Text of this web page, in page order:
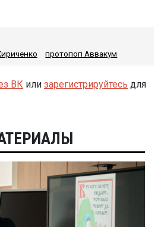
протопоп Аввакум
ВК или зарегистрируйтесь для